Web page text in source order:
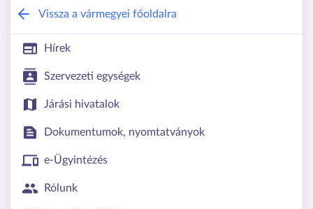
Borsod-Abaúj-Zemplén Vármegyei
Vissza a vármegyei főoldalra
Hírek
Szervezeti egységek
Járási hivatalok
Dokumentumok, nyomtatványok
e-Ügyintézés
Rólunk